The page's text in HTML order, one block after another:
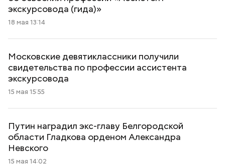
экскурсовода (гида)»
18 мая 13:14
Московские девятиклассники получили
свидетельства по профессии ассистента
экскурсовода
15 мая 15:55
Путин наградил экс-главу Белгородской
области Гладкова орденом Александра
Невского
15 мая 14:02